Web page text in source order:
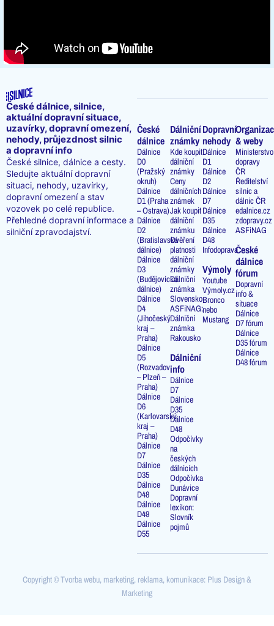
České dálnice, silnice,
aktuální dopravní situace,
uzavírky, dopravní omezení,
nehody, průjezdnost silnic
a dopravní info
České silnice, dálnice a cesty.
Sledujte aktuální dopravní
situaci, nehody, uzavírky,
dopravní omezení a stav
vozovek po celé republice.
Přehledné dopravní informace a
silniční zpravodajství.
České
dálnice
Dálnice
D0
(Pražský
okruh)
Dálnice
D1 (Praha
– Ostrava)
Dálnice
D2
(Bratislavská
dálnice)
Dálnice
D3
(Budějovická
dálnice)
Dálnice
D4
(Jihočeský
kraj –
Praha)
Dálnice
D5
(Rozvadov
– Plzeň –
Praha)
Dálnice
D6
(Karlovarský
kraj –
Praha)
Dálnice
D7
Dálnice
D35
Dálnice
D48
Dálnice
D49
Dálnice
D55
Dálniční
známky
Kde koupit
dálniční
známky
Ceny
dálničních
známek
Jak koupit
dálniční
známku
Ověření
platnosti
dálniční
známky
Dálniční
známka
Slovensko
ASFiNAG:
Dálniční
známka
Rakousko
Dálniční
info
Dálnice
D7
Dálnice
D35
Dálnice
D48
Odpočívky
na
českých
dálnicích
Odpočívka
Dunávice
Dopravní
lexikon:
Slovník
pojmů
Dopravní
nehody
Dálnice
D1
Dálnice
D2
Dálnice
D7
Dálnice
D35
Dálnice
D48
Infodoprava
Výmoly
Youtube
Výmoly.cz
Bronco
nebo
Mustang
& weby
Ministerstvo
dopravy
ČR
Ředitelství
silnic a
dálnic ČR
edalnice.cz
zdopravy.cz
ASFiNAG
České
dálnice
fórum
Dopravní
info &
situace
Dálnice
D7 fórum
Dálnice
D35 fórum
Dálnice
D48 fórum
Copyright © Tvorba webu, marketing, reklama, komunikace: Plus Design &
Marketing